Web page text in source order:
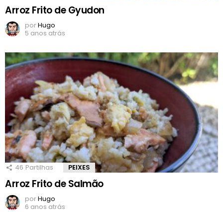
Arroz Frito de Gyudon
porHugo
5 anos atrás
46 Partilhas PEIXES
Arroz Frito de Salmão
porHugo
6 anos atrás